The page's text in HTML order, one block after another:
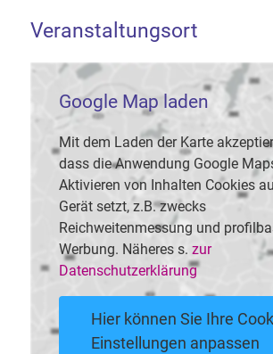
Veranstaltungsort
Google Map laden
Mit dem Laden der Karte
dass die Anwendung Google
Aktivieren von Inhalten Cookies
Gerät setzt, z.B. zwecks
Reichweitenmessung und
Werbung. Näheres s. zur
Datenschutzerklärung
Hier können Sie Ihre
Einstellungen anpassen